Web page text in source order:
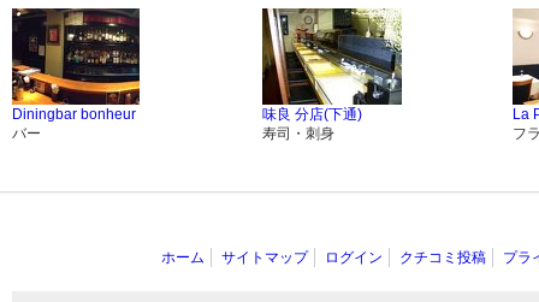
Diningbar bonheur
バー
味良 分店(下通)
寿司・刺身
La
フ
ホーム サイトマップ ログイン クチコミ投稿 プラ